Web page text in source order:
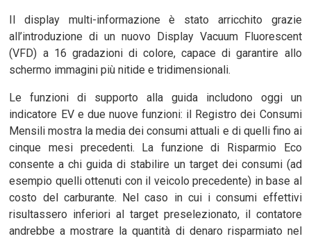
Il display multi-informazione è stato arricchito grazie
all’introduzione di un nuovo Display Vacuum Fluorescent
(VFD) a 16 gradazioni di colore, capace di garantire allo
schermo immagini più nitide e tridimensionali.
Le funzioni di supporto alla guida includono oggi un
indicatore EV e due nuove funzioni: il Registro dei Consumi
Mensili mostra la media dei consumi attuali e di quelli fino ai
cinque mesi precedenti. La funzione di Risparmio Eco
consente a chi guida di stabilire un target dei consumi (ad
esempio quelli ottenuti con il veicolo precedente) in base al
costo del carburante. Nel caso in cui i consumi effettivi
risultassero inferiori al target preselezionato, il contatore
andrebbe a mostrare la quantità di denaro risparmiato nel